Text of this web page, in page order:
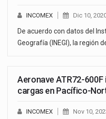
INCOMEX Dic 10,
De acuerdo con datos del
Geografía (INEGI), la región
Aeronave ATR72-
cargas en Pacífico-
INCOMEX Nov 10,